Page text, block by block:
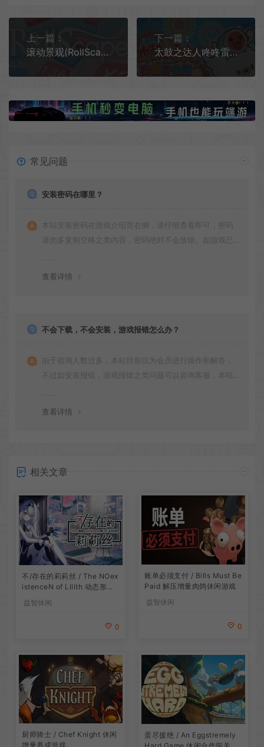
上一篇：
滚动景观(RollScape)掷骰子休闲肉鸽游戏|单机|中文|益智|免费下载
下一篇：
太鼓之达人咚咚雷音祭(Taiko no Tatsujin: Rhythm Festival)太鼓多元节奏游戏|单机|中文|音乐|免费下载
常见问题
安装密码在哪里？
本站安装密码在游戏介绍页右侧，请仔细查看即可，密码
请勿多复制空格之类内容，密码绝对不会放错。如游戏已
查看详情
不会下载，不会安装，游戏报错怎么办？
由于咨询人数过多，本站目前仅为会员进行操作和解答，
不过如安装报错，游戏报错之类问题可以咨询客服，本站
查看详情
相关文章
不/存在的莉莉丝 / The NOex
istenceN of Lilith 动态形象
益智休闲
0
账单必须支付 / Bills Must Be
Paid 解压增量肉鸽休闲游戏
益智休闲
0
厨师骑士 / Chef Knight 休闲
增量养成游戏
蛋尽援绝 / An Eggstremely